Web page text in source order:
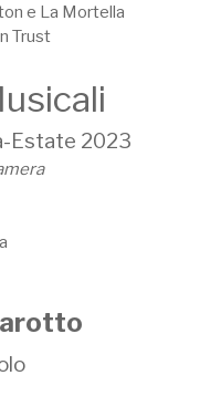
e La Mortella
Trust
Estate 2023